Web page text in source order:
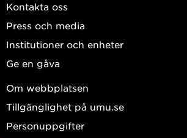
Kontakta oss
Press och media
Institutioner och enheter
Ge en gåva
Om webbplatsen
Tillgänglighet på umu.se
Personuppgifter